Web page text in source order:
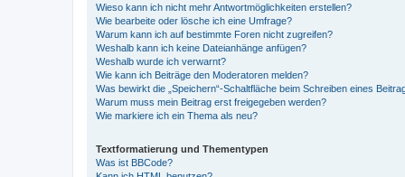
Wieso kann ich nicht mehr Antwortmöglichkeiten erstellen?
Wie bearbeite oder lösche ich eine Umfrage?
Warum kann ich auf bestimmte Foren nicht zugreifen?
Weshalb kann ich keine Dateianhänge anfügen?
Weshalb wurde ich verwarnt?
Wie kann ich Beiträge den Moderatoren melden?
Was bewirkt die „Speichern“-Schaltfläche beim Schreiben eines
Warum muss mein Beitrag erst freigegeben werden?
Wie markiere ich ein Thema als neu?
Textformatierung und Thementypen
Was ist BBCode?